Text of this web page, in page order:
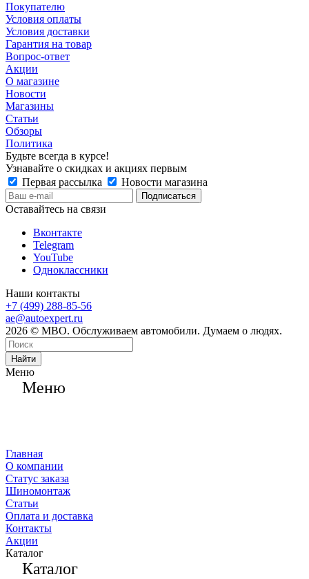
Покупателю
Условия оплаты
Условия доставки
Гарантия на товар
Вопрос-ответ
Акции
О магазине
Новости
Магазины
Статьи
Обзоры
Политика
Будьте всегда в курсе!
Узнавайте о скидках и акциях первым
Первая рассылка
Новости магазина
Оставайтесь на связи
Вконтакте
Telegram
YouTube
Одноклассники
Наши контакты
+7 (499) 288-85-56
ae@autoexpert.ru
2026 © МВО. Обслуживаем автомобили. Думаем о людях.
Найти
Меню
Меню
Главная
О компании
Статус заказа
Шиномонтаж
Статьи
Оплата и доставка
Контакты
Акции
Каталог
Каталог